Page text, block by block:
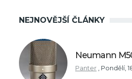
NEJNOVĚJŠÍ ČLÁNKY
Neumann
Panter , Pondělí,